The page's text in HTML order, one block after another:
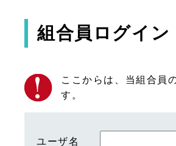
組合員ログイン
ここからは、当組合員
す。
ユーザ名